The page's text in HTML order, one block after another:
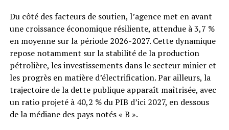
Du côté des facteurs de soutien, l’agence met en avant
une croissance économique résiliente, attendue à 3,7 %
en moyenne sur la période 2026-2027. Cette dynamique
repose notamment sur la stabilité de la production
pétrolière, les investissements dans le secteur minier et
les progrès en matière d’électrification. Par ailleurs, la
trajectoire de la dette publique apparaît maîtrisée, avec
un ratio projeté à 40,2 % du PIB d’ici 2027, en dessous
de la médiane des pays notés « B ».